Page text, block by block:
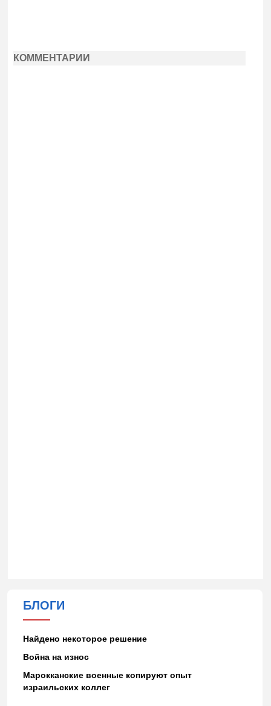
КОММЕНТАРИИ
БЛОГИ
Найдено некоторое решение
Война на износ
Марокканские военные копируют опыт
израильских коллег